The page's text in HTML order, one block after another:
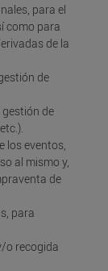
para el
como para
de la
de
gestión de
los eventos,
al mismo y,
de
para
o recogida